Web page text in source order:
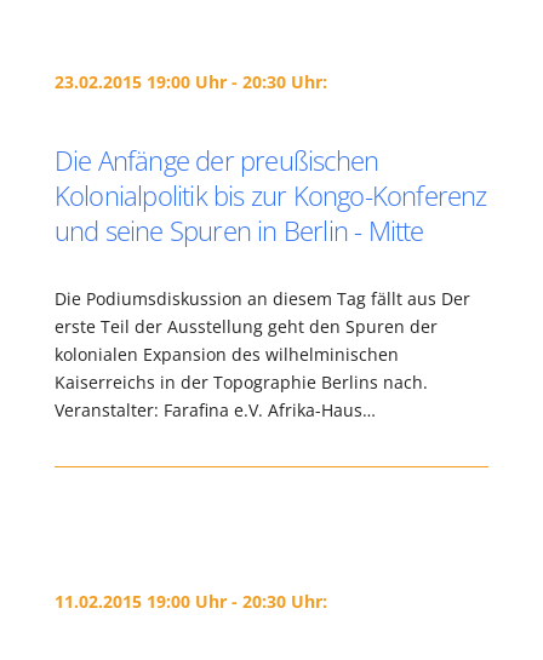
23.02.2015 19:00 Uhr - 20:30 Uhr:
Die Anfänge der preußischen
Kolonialpolitik bis zur Kongo-Konferenz
und seine Spuren in Berlin - Mitte
Die Podiumsdiskussion an diesem Tag fällt aus Der
erste Teil der Ausstellung geht den Spuren der
kolonialen Expansion des wilhelminischen
Kaiserreichs in der Topographie Berlins nach.
Veranstalter: Farafina e.V. Afrika-Haus…
11.02.2015 19:00 Uhr - 20:30 Uhr: